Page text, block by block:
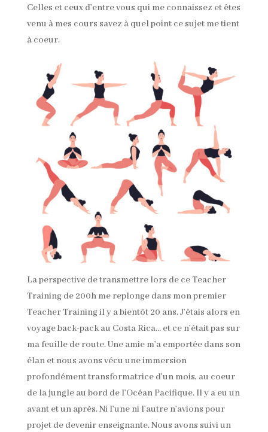
Celles et ceux d’entre vous qui me connaissez et êtes
venu à mes cours savez à quel point ce sujet me tient
à coeur.
La perspective de transmettre lors de ce Teacher
Training de 200h me replonge dans mon premier
Teacher Training il y a bientôt 20 ans. J’étais alors en
voyage back-pack au Costa Rica… et ce n’était pas sur
ma feuille de route. Une amie m’a emportée dans son
élan et nous avons vécu une immersion
profondément transformatrice d’un mois, au coeur
de la jungle au bord de l’Océan Pacifique. Il y a eu un
avant et un après. Ni l’une ni l’autre n’avions pour
projet de devenir enseignante. Nous avons suivi un